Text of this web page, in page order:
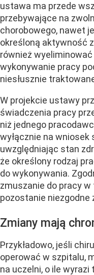
ustawa ma przede
przebywające na
chorobowego, nawet
określoną aktywność
również
wykonywanie pracy
niesłusznie
W projekcie ustawy
świadczenia pracy
niż jednego
wyłącznie na wniosek
uwzględniając stan
że określony rodzaj
do wykonywania.
zmuszanie do pracy
pozostanie niezgodne
Zmiany mają
Przykładowo, jeśli
operować w szpitalu,
na uczelni, o ile